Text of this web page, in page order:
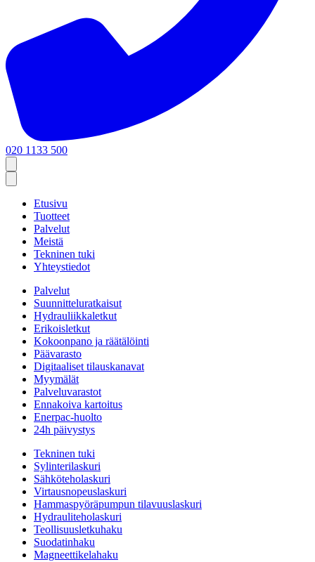
020 1133 500
Etusivu
Tuotteet
Palvelut
Meistä
Tekninen tuki
Yhteystiedot
Palvelut
Suunnitteluratkaisut
Hydrauliikkaletkut
Erikoisletkut
Kokoonpano ja räätälöinti
Päävarasto
Digitaaliset tilauskanavat
Myymälät
Palveluvarastot
Ennakoiva kartoitus
Enerpac-huolto
24h päivystys
Tekninen tuki
Sylinterilaskuri
Sähköteholaskuri
Virtausnopeuslaskuri
Hammaspyöräpumpun tilavuuslaskuri
Hydrauliteholaskuri
Teollisuusletkuhaku
Suodatinhaku
Magneettikelahaku